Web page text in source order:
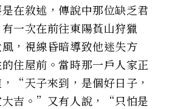
在敘述，傳說中那位缺乏君
一次在前往東陽萯山狩獵
，視線昏暗導致他迷失方
住屋前。當時那一戶人家正
“天子來到，是個好日子，
大吉。”又有人說，“只怕是